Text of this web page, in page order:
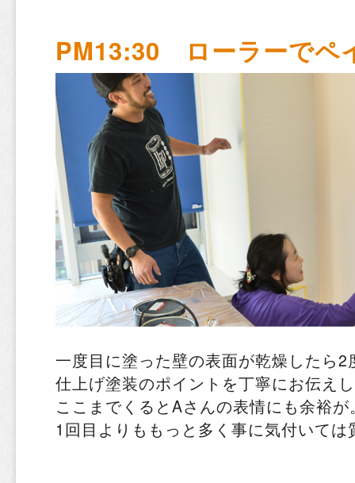
PM13:30 ローラーでペ
一度目に塗った壁の表面が乾燥したら2
仕上げ塗装のポイントを丁寧にお伝え
ここまでくるとAさんの表情にも余裕が
1回目よりももっと多く事に気付いて